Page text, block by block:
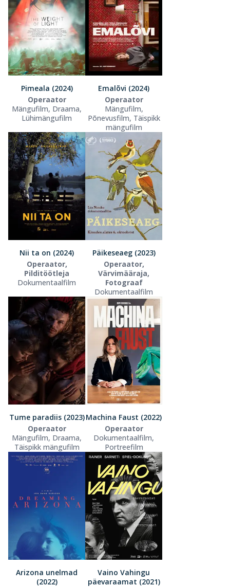
Pimeala (2024)
Operaator
Mängufilm, Draama,
Lühimängufilm
Emalõvi (2024)
Operaator
Mängufilm,
Põnevusfilm, Täispikk
mängufilm
Nii ta on (2024)
Operaator,
Pilditöötleja
Dokumentaalfilm
Päikeseaeg (2023)
Operaator,
Värvimääraja,
Fotograaf
Dokumentaalfilm
Tume paradiis (2023)
Operaator
Mängufilm, Draama,
Täispikk mängufilm
Machina Faust (2022)
Operaator
Dokumentaalfilm,
Portreefilm
Arizona unelmad
(2022)
Vaino Vahingu
päevaraamat (2021)